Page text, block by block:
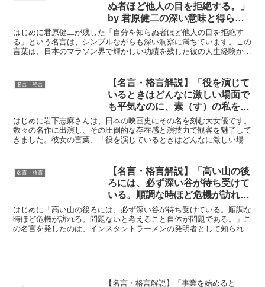
ぬ者ほど他人の目を拒絶する。」
by 君原健二の深い意味と得られ
る教訓
はじめに君原健二が残した「自分を知らぬ者ほど他人の目を拒絶す
る」という名言は、シンプルながらも深い洞察に満ちています。この
言葉は、日本のマラソン界で輝かしい功績を残した彼の人生経験から
名言・格言
【名言・格言解説】「役を演じて
いるときはどんなに激しい場面で
も平気なのに、素（す）の私を人
前にさらすことには恐怖感があっ
た。」by 岩下志麻の深い意味と
得られる教訓
はじめに岩下志麻さんは、日本の映画史にその名を刻む大女優です。
数々の名作に出演し、その圧倒的な存在感と演技力で観客を魅了して
きました。彼女の言葉、「役を演じているときはどんなに激しい場面
名言・格言
【名言・格言解説】「高い山の後
ろには、必ず深い谷が待ち受けて
いる。順調な時ほど危機が訪れ
る。問題ないと考えること自体が
問題である。」by 安藤百福の深
い意味と得られる教訓
はじめに「高い山の後ろには、必ず深い谷が待ち受けている。順調な
時ほど危機が訪れる。問題ないと考えること自体が問題である。」こ
の名言を発したのは、インスタントラーメンの発明者として知られる
【名言・格言解説】「事業を始めると